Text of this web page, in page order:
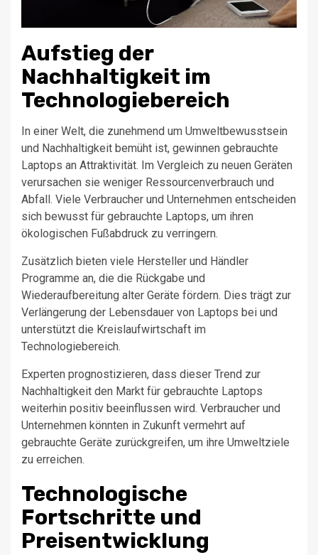
Aufstieg der
Nachhaltigkeit im
Technologiebereich
In einer Welt, die zunehmend um Umweltbewusstsein
und Nachhaltigkeit bemüht ist, gewinnen gebrauchte
Laptops an Attraktivität. Im Vergleich zu neuen Geräten
verursachen sie weniger Ressourcenverbrauch und
Abfall. Viele Verbraucher und Unternehmen entscheiden
sich bewusst für gebrauchte Laptops, um ihren
ökologischen Fußabdruck zu verringern.
Zusätzlich bieten viele Hersteller und Händler
Programme an, die die Rückgabe und
Wiederaufbereitung alter Geräte fördern. Dies trägt zur
Verlängerung der Lebensdauer von Laptops bei und
unterstützt die Kreislaufwirtschaft im
Technologiebereich.
Experten prognostizieren, dass dieser Trend zur
Nachhaltigkeit den Markt für gebrauchte Laptops
weiterhin positiv beeinflussen wird. Verbraucher und
Unternehmen könnten in Zukunft vermehrt auf
gebrauchte Geräte zurückgreifen, um ihre Umweltziele
zu erreichen.
Technologische
Fortschritte und
Preisentwicklung